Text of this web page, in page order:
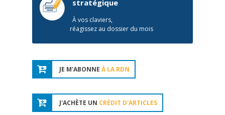
stratégique
À vos claviers,
réagissez au dossier du mois
JE M'ABONNE À LA RDN
J'ACHÈTE UN CRÉDIT D'ARTICLES